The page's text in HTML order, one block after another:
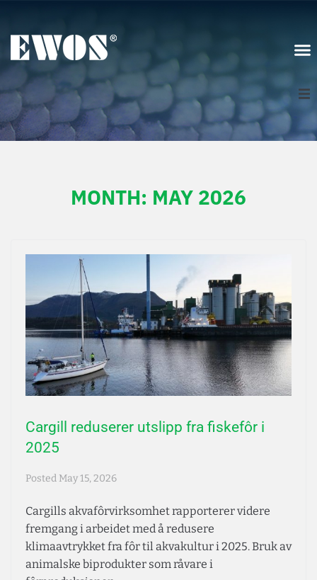
Norge
MONTH: MAY 2026
Cargill reduserer utslipp fra fiskefôr i
2025
Posted May 15, 2026
Cargills akvafôrvirksomhet rapporterer videre
fremgang i arbeidet med å redusere
klimaavtrykket fra fôr til akvakultur i 2025. Bruk av
animalske biprodukter som råvare i